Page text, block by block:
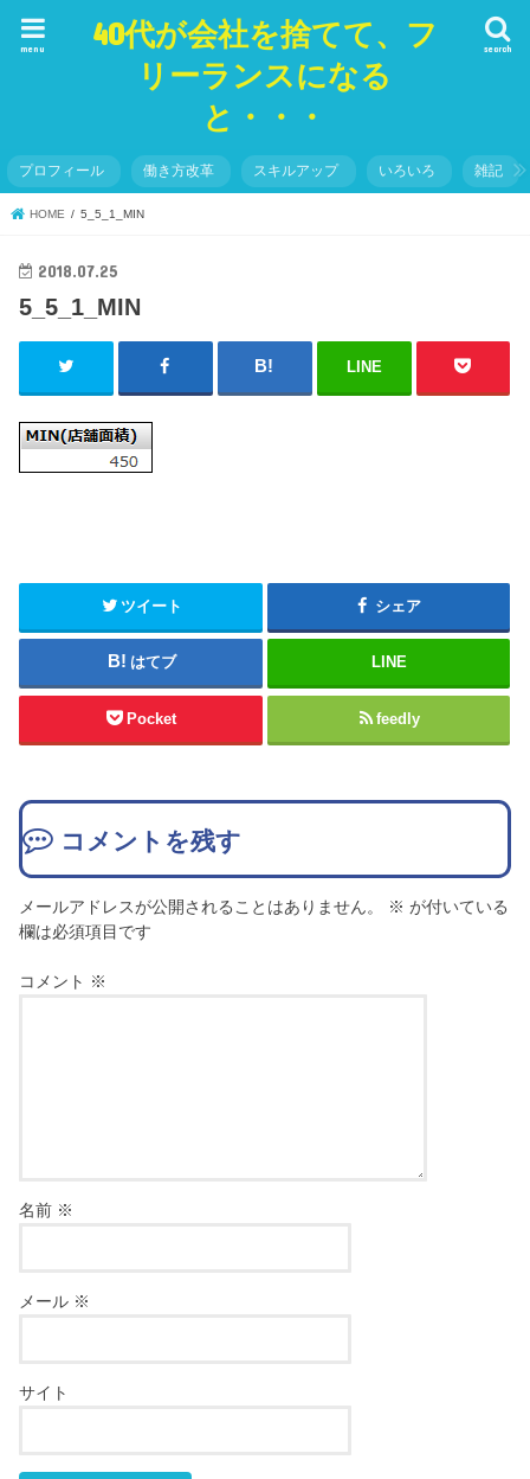
40代が会社を捨てて、フ
リーランスになる
と・・・
search
menu
プロフィール 働き方改革 スキルアップ いろいろ 雑記
HOME 5_5_1_MIN
2018.07.25
5_5_1_MIN
LINE
ツイート シェア
はてブ LINE
Pocket feedly
コメントを残す
メールアドレスが公開されることはありません。 ※ が付いている
欄は必須項目です
コメント ※
名前 ※
メール ※
サイト